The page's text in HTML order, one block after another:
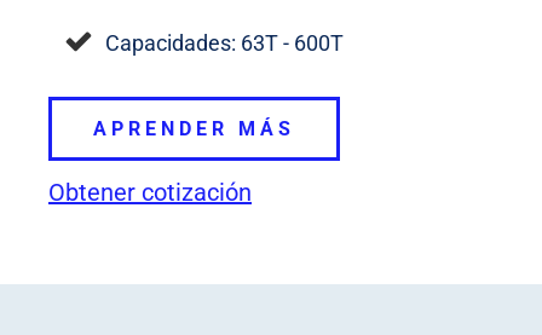
Capacidades: 63T - 600T
APRENDER MÁS
Obtener cotización